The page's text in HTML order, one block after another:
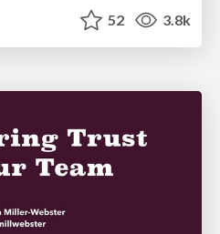
52 3.8k